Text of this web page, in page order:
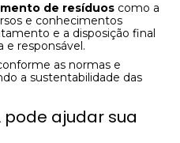
de resíduos como a
e conhecimentos
e a disposição final
e responsável.
as normas e
a sustentabilidade das
pode ajudar sua